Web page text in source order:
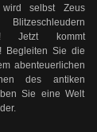
wird selbst Zeus
Blitzeschleudern
Jetzt kommt
Begleiten Sie die
abenteuerlichen
des antiken
Sie eine Welt